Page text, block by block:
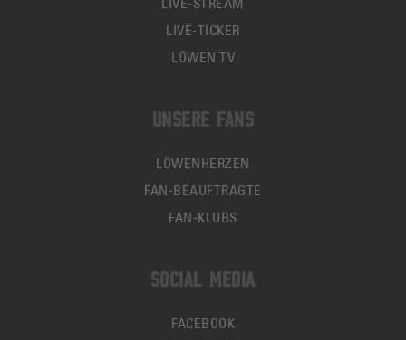
LIVE-TICKER
LÖWEN TV
UNSERE FANS
LÖWENHERZEN
FAN-BEAUFTRAGTE
FAN-KLUBS
SOCIAL MEDIA
FACEBOOK